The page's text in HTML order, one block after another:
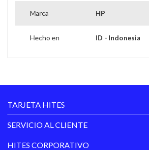
Marca HP
Hecho en ID - Indonesia
TARJETA HITES
SERVICIO AL CLIENTE
HITES CORPORATIVO